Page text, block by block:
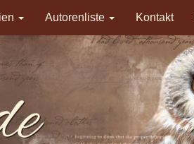
Autorenliste Kontakt